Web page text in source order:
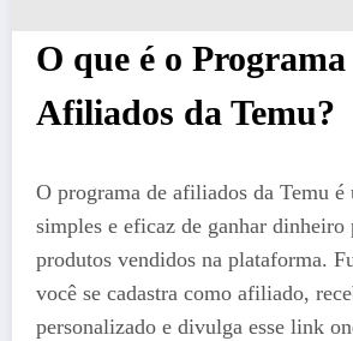
O que é o Programa
Afiliados da Temu?
O programa de afiliados da Temu é
simples e eficaz de ganhar dinheiro
produtos vendidos na plataforma.
você se cadastra como afiliado,
personalizado e divulga esse link